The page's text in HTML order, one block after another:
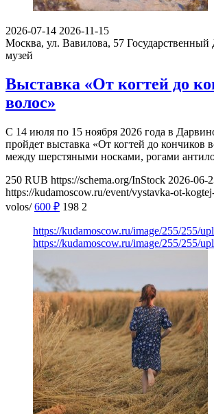
2026-07-14 2026-11-15
Москва, ул. Вавилова, 57
музей
Выставка «От когтей до
волос»
С 14 июля по 15 ноября 2026 года в
пройдет выставка «От когтей до кончиков
между шерстяными носками, рогами
250 RUB https://schema.org/InStock 2026-06-
https://kudamoscow.ru/event/vystavka-ot-
volos/ 600 ₽ 198 2
https://kudamoscow.ru/image/255/255/
https://kudamoscow.ru/image/255/255/